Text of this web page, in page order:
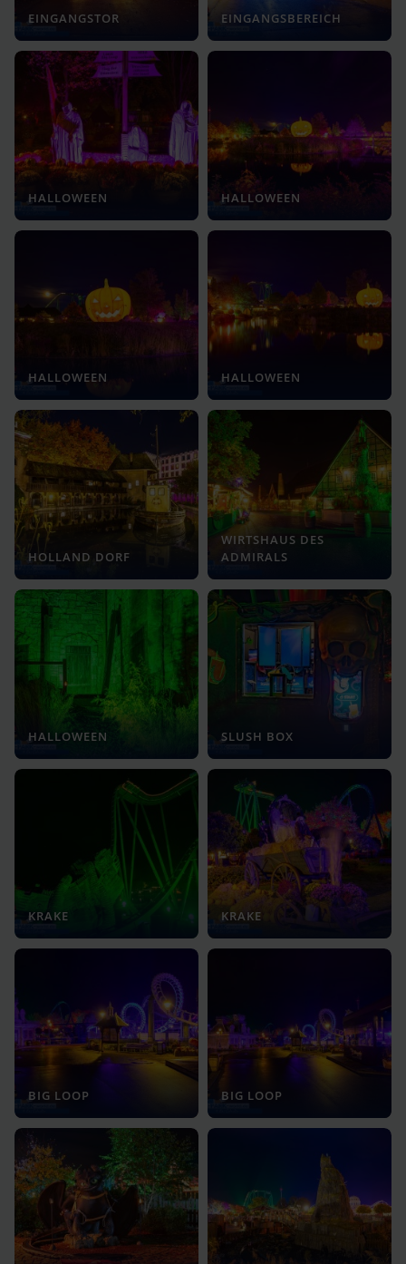
EINGANGSTOR EINGANGSBEREICH
HALLOWEEN HALLOWEEN
HALLOWEEN HALLOWEEN
HOLLAND DORF
WIRTSHAUS DES
ADMIRALS
HALLOWEEN SLUSH BOX
KRAKE KRAKE
BIG LOOP BIG LOOP